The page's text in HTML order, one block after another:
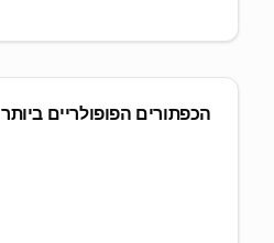
הכפתורים הפופולריים ביותר